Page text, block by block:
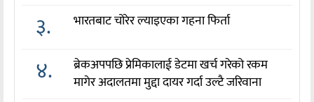
३. भारतबाट चोरेर ल्याइएका गहना फिर्ता
४.
ब्रेकअपपछि प्रेमिकालाई डेटमा खर्च गरेको रकम
मागेर अदालतमा मुद्दा दायर गर्दा उल्टै जरिवाना